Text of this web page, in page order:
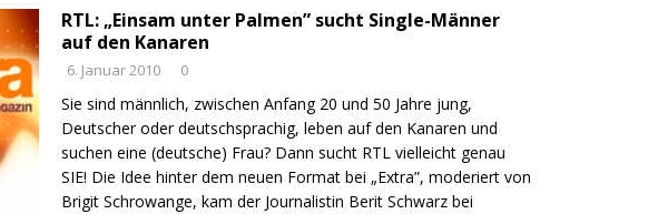
RTL: „Einsam unter Palmen” sucht Single-Männer
auf den Kanaren
6. Januar 2010 0
Sie sind männlich, zwischen Anfang 20 und 50 Jahre jung,
Deutscher oder deutschsprachig, leben auf den Kanaren und
suchen eine (deutsche) Frau? Dann sucht RTL vielleicht genau
SIE! Die Idee hinter dem neuen Format bei „Extra”, moderiert von
Brigit Schrowange, kam der Journalistin Berit Schwarz bei